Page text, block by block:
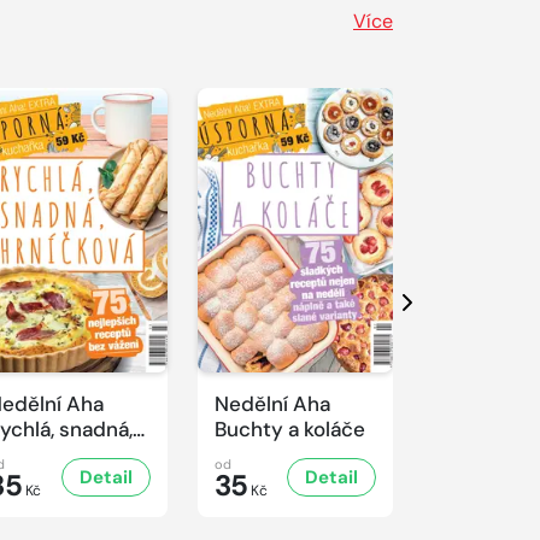
Více
Aha
snadná,
hrníčková
Kč
Detail
Nedělní Aha
Buchty a koláče
od
35 Kč
Detail
Další